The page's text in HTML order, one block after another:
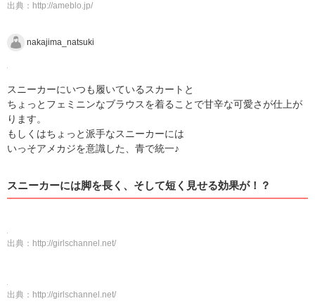
出典： http://ameblo.jp/
nakajima_natsuki
スニーカーにいつも履いているスカートと
ちょっとフェミニンなブラウスを着ることで甘辛な可愛さが仕上が
ります。
もしくはちょっと派手なスニーカーには
いっそアメカジを意識した、青で統一♪
スニーカーには脚を長く、そして短く見せる効果が！？
出典： http://girlschannel.net/
出典： http://girlschannel.net/